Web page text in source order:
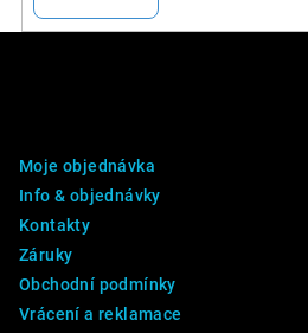
Moje objednávka
Info & objednávky
Kontakty
Záruky
Obchodní podmínky
Vrácení a reklamace